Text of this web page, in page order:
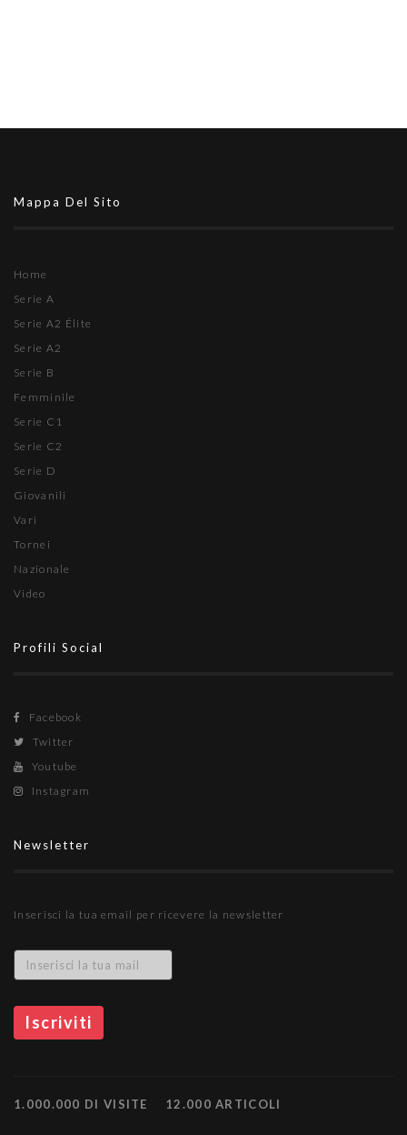
Mappa Del Sito
Home
Serie A
Serie A2 Élite
Serie A2
Serie B
Femminile
Serie C1
Serie C2
Serie D
Giovanili
Vari
Tornei
Nazionale
Video
Profili Social
Facebook
Twitter
Youtube
Instagram
Newsletter
Inserisci la tua email per ricevere la newsletter
1.000.000 DI VISITE 12.000 ARTICOLI